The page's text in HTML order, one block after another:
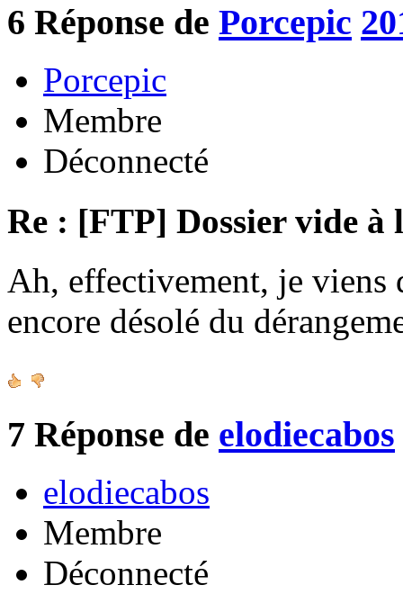
6 Réponse de Porcepic
Porcepic
Membre
Déconnecté
Re : [FTP] Dossier vide à
Ah, effectivement, je
encore désolé du
7 Réponse de elodiecabos
elodiecabos
Membre
Déconnecté